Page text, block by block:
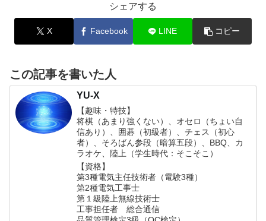
シェアする
X Facebook LINE コピー
この記事を書いた人
YU-X
【趣味・特技】
将棋（あまり強くない）、オセロ（ちょい自
信あり）、囲碁（初級者）、チェス（初心
者）、そろばん参段（暗算五段）、BBQ、カ
ラオケ、陸上（学生時代：そこそこ）
【資格】
第3種電気主任技術者（電験3種）
第2種電気工事士
第１級陸上無線技術士
工事担任者 総合通信